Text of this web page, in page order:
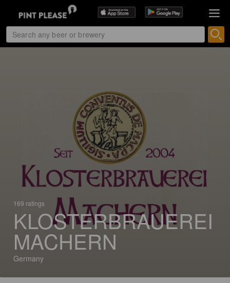
169 ratings
KLOSTERBRAUEREI
MACHERN
Germany